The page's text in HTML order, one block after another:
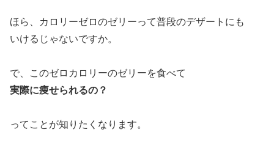
ほら、カロリーゼロのゼリーって普段のデザートにも
いけるじゃないですか。
で、このゼロカロリーのゼリーを食べて
実際に痩せられるの？
ってことが知りたくなります。